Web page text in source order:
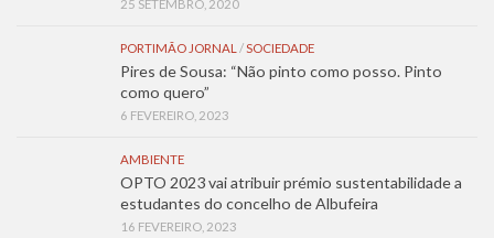
25 SETEMBRO, 2020
PORTIMÃO JORNAL /SOCIEDADE
Pires de Sousa: “Não pinto como posso. Pinto
como quero”
6 FEVEREIRO, 2023
AMBIENTE
OPTO 2023 vai atribuir prémio sustentabilidade a
estudantes do concelho de Albufeira
16 FEVEREIRO, 2023